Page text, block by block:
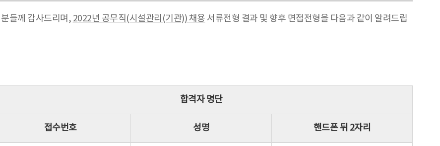
들께 감사드리며, 2022년 공무직(시설관리(기관)) 채용 서류전형 결과 및 향후 면접전형을 다음과 같이 알려드립
합격자 명단
접수번호 성명 핸드폰 뒤 2자리